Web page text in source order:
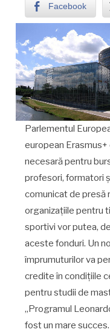
Facebook
Parlementul
european
necesară pentru
profesori, formatori
comunicat de presă
organizaţiile pentru
sportivi vor putea,
aceste fonduri. Un
împrumuturilor va
credite în condiţiile
pentru studii de
„Programul
fost un mare